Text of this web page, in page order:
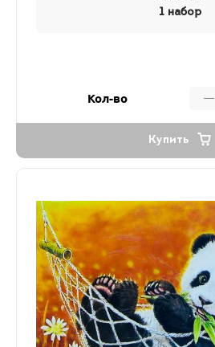
1 набор
Кол-во
Купить